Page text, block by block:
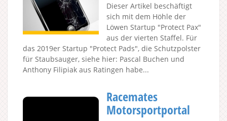
Dieser Artikel beschäftigt
sich mit dem Höhle der
Löwen Startup "Protect Pax"
aus der vierten Staffel. Für
das 2019er Startup "Protect Pads", die Schutzpolster
für Staubsauger, siehe hier: Pascal Buchen und
Anthony Filipiak aus Ratingen habe...
Racemates
Motorsportportal